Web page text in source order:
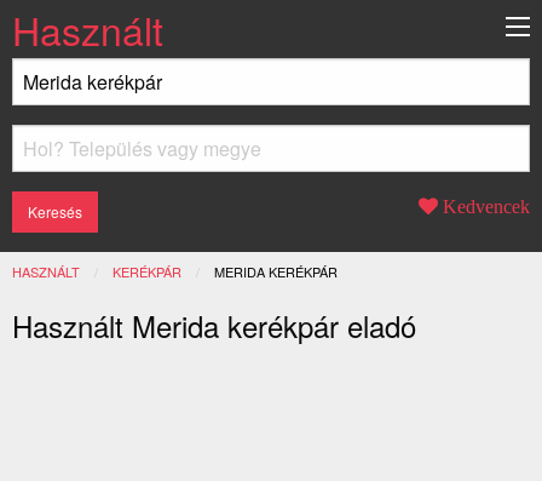
Használt
Kedvencek
HASZNÁLT KERÉKPÁR JELENLEGI:
MERIDA KERÉKPÁR
Használt Merida kerékpár eladó